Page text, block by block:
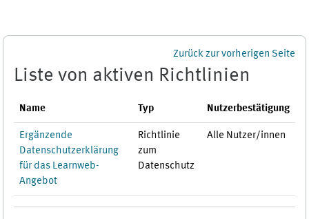
Zurück zur vorherigen Seite
Liste von aktiven Richtlinien
Name Typ Nutzerbestätigung
Ergänzende
Datenschutzerklärung
für das Learnweb-
Angebot
Richtlinie
zum
Datenschutz
Alle Nutzer/innen